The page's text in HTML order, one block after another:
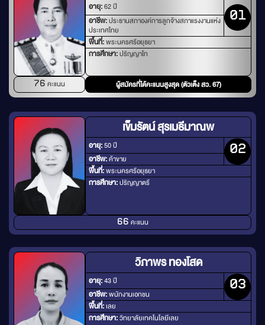
อายุ:62 ปี
อาชีพ:ประธานสภาองค์การลูกจ้างสภาแรงงานแห่ง
ประเทศไทย
01
พื้นที่:พระนครศรีอยุธยา
การศึกษา:ปริญญาโท
76 คะแนน ผู้สมัครที่ได้คะแนนสูงสุด (ตัวเต็ง สว. 67)
เข็มรัตน์ สุรเมธีมาณพ
อายุ:50 ปี
อาชีพ:ค้าขาย
02
พื้นที่:พระนครศรีอยุธยา
การศึกษา:ปริญญาตรี
66 คะแนน
วิภาพร ทองโสด
อายุ:43 ปี
อาชีพ:พนักงานเอกชน
03
พื้นที่:เลย
การศึกษา:วิทยาลัยเทคโนโลยีเลย